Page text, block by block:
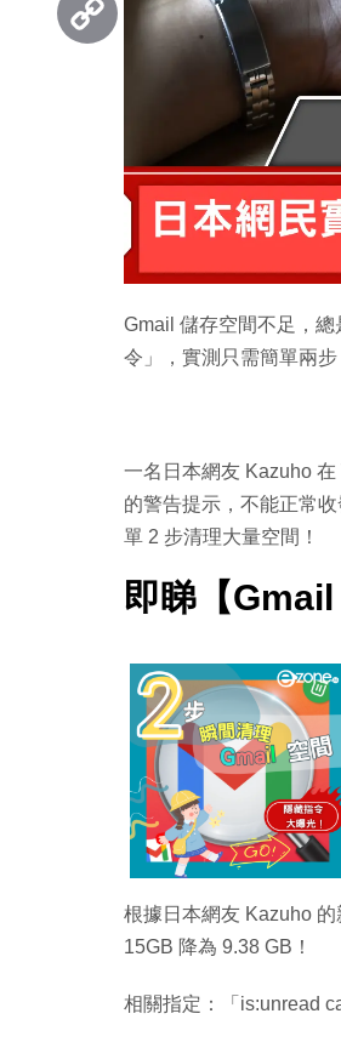
Gmail 儲存空間不足，
令」，實測只需簡單兩
一名日本網友 Kazuho
的警告提示，不能正常
單 2 步清理大量空間！
即睇【Gmail
根據日本網友 Kazuho
15GB 降為 9.38 GB！
相關指定： 「is:unread